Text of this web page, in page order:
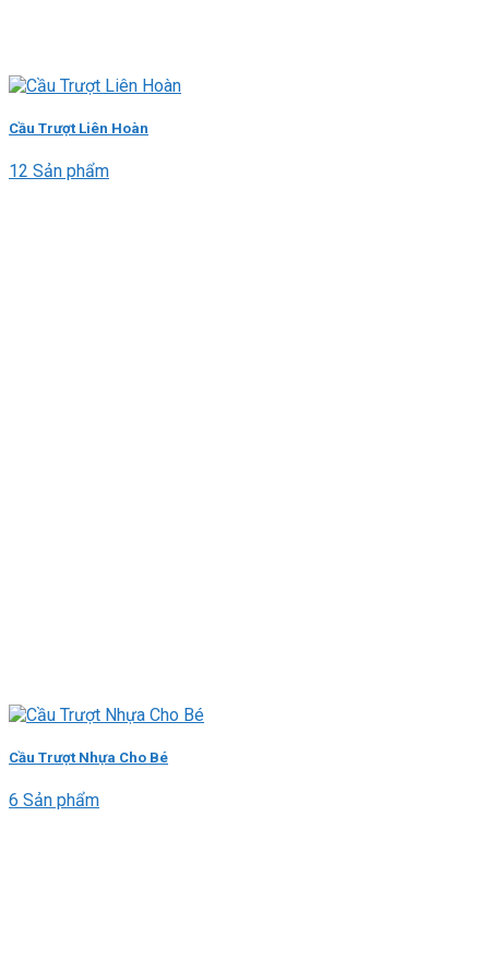
Cầu Trượt Liên Hoàn
12 Sản phẩm
Cầu Trượt Nhựa Cho Bé
6 Sản phẩm